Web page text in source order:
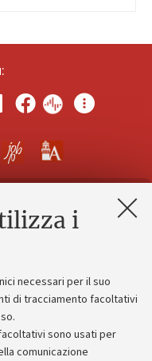
i
necessari per il suo
di tracciamento facoltativi
sono usati per
comunicazione